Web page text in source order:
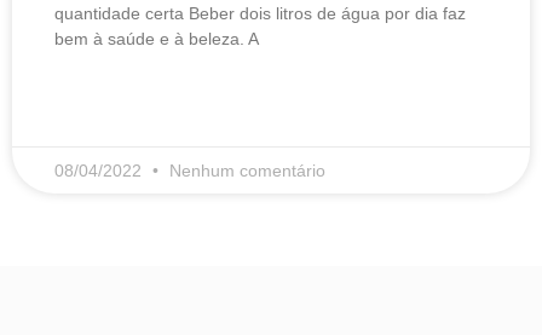
quantidade certa Beber dois litros de água por dia faz
bem à saúde e à beleza. A
08/04/2022 Nenhum comentário